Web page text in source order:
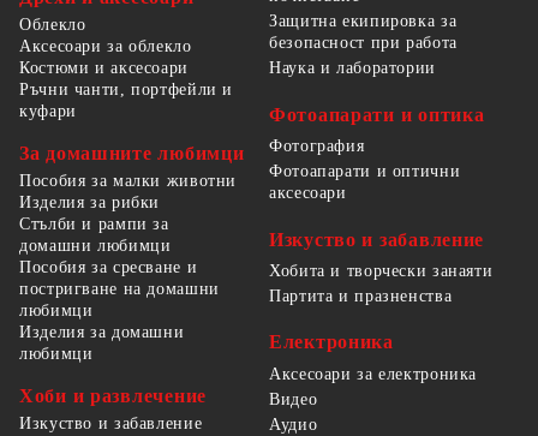
Облекло
Аксесоари за облекло
Костюми и аксесоари
Ръчни чанти, портфейли и
куфари
За домашните любимци
Пособия за малки животни
Изделия за рибки
Стълби и рампи за
домашни любимци
Пособия за сресване и
постригване на домашни
любимци
Изделия за домашни
любимци
Хоби и развлечение
Изкуство и забавление
Защитна екипировка за
безопасност при работа
Наука и лаборатории
Фотоапарати и оптика
Фотография
Фотоапарати и оптични
аксесоари
Изкуство и забавление
Хобита и творчески занаяти
Партита и празненства
Електроника
Аксесоари за електроника
Видео
Аудио